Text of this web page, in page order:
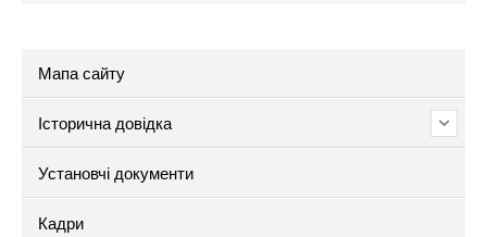
Мапа сайту
Історична довідка
Установчі документи
Кадри